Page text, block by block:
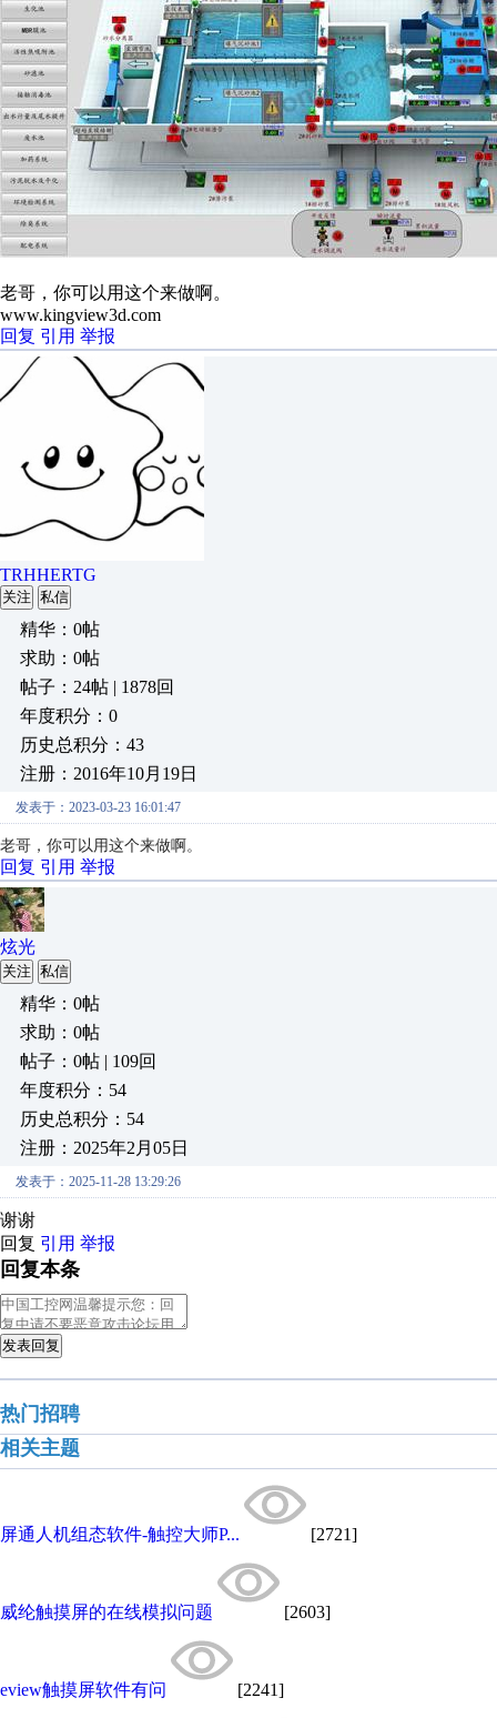
老哥，你可以用这个来做啊。
www.kingview3d.com
回复 引用 举报
TRHHERTG
关注 私信
精华：0帖
求助：0帖
帖子：24帖 | 1878回
年度积分：0
历史总积分：43
注册：2016年10月19日
发表于：2023-03-23 16:01:47
老哥，你可以用这个来做啊。
回复 引用 举报
炫光
关注 私信
精华：0帖
求助：0帖
帖子：0帖 | 109回
年度积分：54
历史总积分：54
注册：2025年2月05日
发表于：2025-11-28 13:29:26
谢谢
回复 引用 举报
回复本条
发表回复
热门招聘
相关主题
屏通人机组态软件-触控大师P... [2721]
威纶触摸屏的在线模拟问题 [2603]
eview触摸屏软件有问 [2241]